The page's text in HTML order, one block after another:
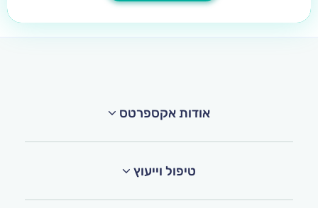
אודות אקספרטס
טיפול וייעוץ